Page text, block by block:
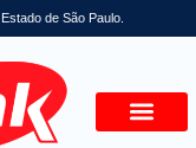
de São Paulo.